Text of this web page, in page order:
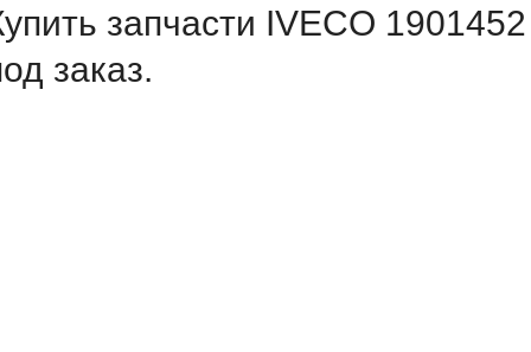
запчасти IVECO
заказ.